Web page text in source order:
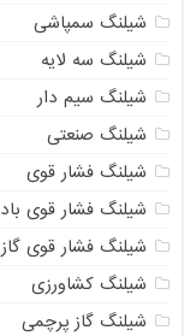
شیلنگ سمپاشی
شیلنگ سه لایه
شیلنگ سیم دار
شیلنگ صنعتی
شیلنگ فشار قوی
شیلنگ فشار قوی باد
شیلنگ فشار قوی گاز
شیلنگ کشاورزی
شیلنگ گاز پرچمی